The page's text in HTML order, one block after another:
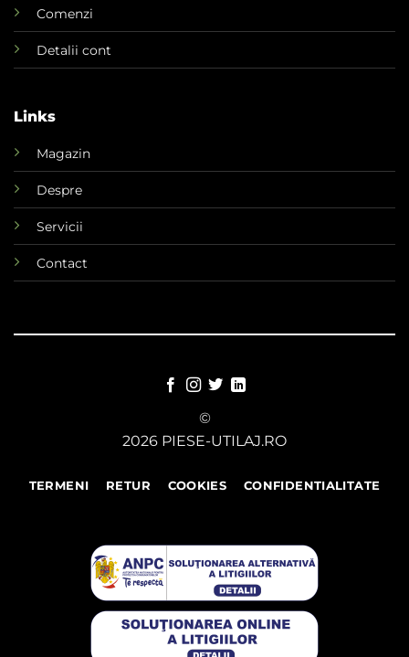
Comenzi
Detalii cont
Links
Magazin
Despre
Servicii
Contact
©
2026 PIESE-UTILAJ.RO
TERMENI RETUR COOKIES CONFIDENTIALITATE